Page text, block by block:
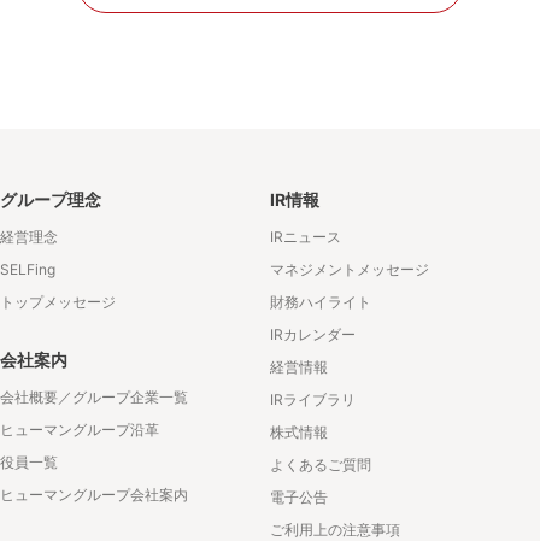
グループ理念
経営理念
SELFing
トップメッセージ
会社案内
会社概要／グループ企業一覧
ヒューマングループ沿革
役員一覧
ヒューマングループ会社案内
IR情報
IRニュース
マネジメントメッセージ
財務ハイライト
IRカレンダー
経営情報
IRライブラリ
株式情報
よくあるご質問
電子公告
ご利用上の注意事項